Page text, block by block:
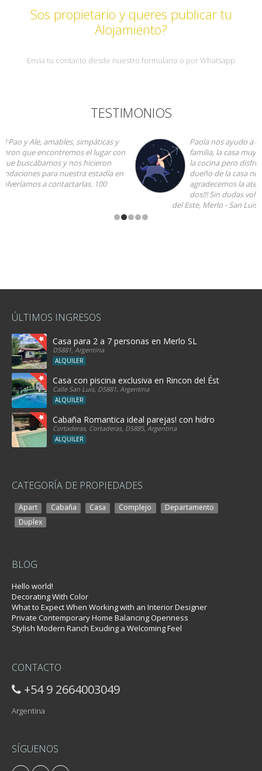
Sos propietario y queres publicar tu
Alojamiento?
Envia tu contacto desde nuestro formulario o por Whatsapp
TESTIMONIOS
Paola nos ayudo a encontrar un lugar justo para la
familia, la casa muy linda y cómoda, un poco pequeña
la cocina pero disfrutamos del patio y la pileta. Ariel el
dueño de la casa nos recibió muy amablemente,
agradecemos la atención recibida por parte de los
dos!!! Sin dudas volveremos a este lugar, en el Rincon
Casa para 2 a 7 personas en Merlo SL
D5881, Argentina
Casa con piscina exclusiva en Rincon del Éste
Calle San Luis, D5881, Argentina
Cabaña Romantica ideal parejas! con hidro
Cortaderas, Cortaderas, D5885, Argentina
Apart
Hello world!
Decorating With Color
What to Expect When Working with an Interior Designer
Private Contemporary Home Balancing Openness